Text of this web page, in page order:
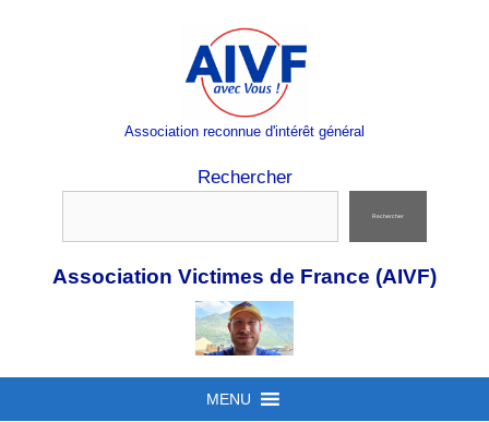
Association reconnue d'intérêt général
Rechercher
Rechercher
Association Victimes de France (AIVF)
MENU